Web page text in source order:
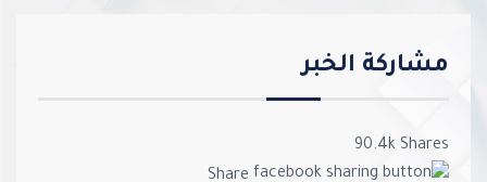
مشاركة الخبر
90.4k Shares
Share